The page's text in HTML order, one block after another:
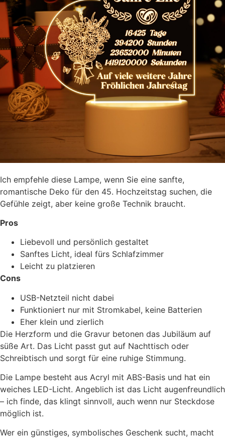
Ich empfehle diese Lampe, wenn Sie eine sanfte,
romantische Deko für den 45. Hochzeitstag suchen, die
Gefühle zeigt, aber keine große Technik braucht.
Pros
Liebevoll und persönlich gestaltet
Sanftes Licht, ideal fürs Schlafzimmer
Leicht zu platzieren
Cons
USB-Netzteil nicht dabei
Funktioniert nur mit Stromkabel, keine Batterien
Eher klein und zierlich
Die Herzform und die Gravur betonen das Jubiläum auf
süße Art. Das Licht passt gut auf Nachttisch oder
Schreibtisch und sorgt für eine ruhige Stimmung.
Die Lampe besteht aus Acryl mit ABS-Basis und hat ein
weiches LED-Licht. Angeblich ist das Licht augenfreundlich
– ich finde, das klingt sinnvoll, auch wenn nur Steckdose
möglich ist.
Wer ein günstiges, symbolisches Geschenk sucht, macht